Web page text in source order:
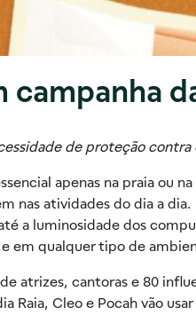
de proteção
apenas na praia ou
nas atividades do dia a
a luminosidade dos
em qualquer tipo de
atrizes, cantoras e 80
Cleo e Pocah vão